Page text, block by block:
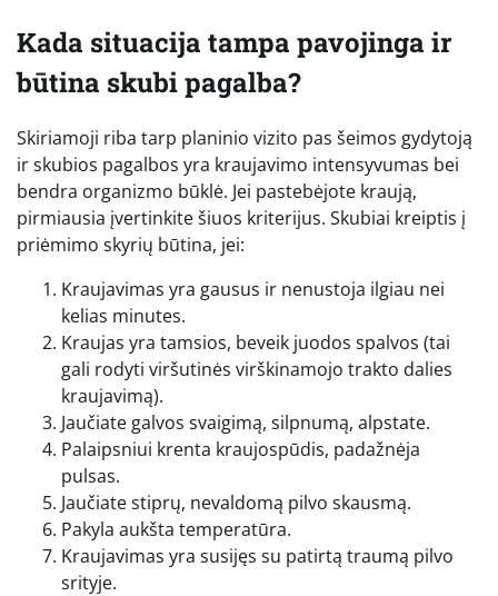
Kada situacija tampa pavojinga ir
būtina skubi pagalba?
Skiriamoji riba tarp planinio vizito pas šeimos gydytoją
ir skubios pagalbos yra kraujavimo intensyvumas bei
bendra organizmo būklė. Jei pastebėjote kraują,
pirmiausia įvertinkite šiuos kriterijus. Skubiai kreiptis į
priėmimo skyrių būtina, jei:
Kraujavimas yra gausus ir nenustoja ilgiau nei
kelias minutes.
Kraujas yra tamsios, beveik juodos spalvos (tai
gali rodyti viršutinės virškinamojo trakto dalies
kraujavimą).
Jaučiate galvos svaigimą, silpnumą, alpstate.
Palaipsniui krenta kraujospūdis, padažnėja
pulsas.
Jaučiate stiprų, nevaldomą pilvo skausmą.
Pakyla aukšta temperatūra.
Kraujavimas yra susijęs su patirtą traumą pilvo
srityje.